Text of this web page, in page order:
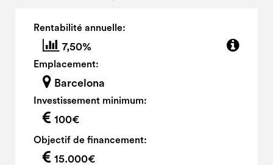
Rentabilité annuelle:
7,50%
Emplacement:
Barcelona
Investissement minimum:
100€
Objectif de financement:
15.000€